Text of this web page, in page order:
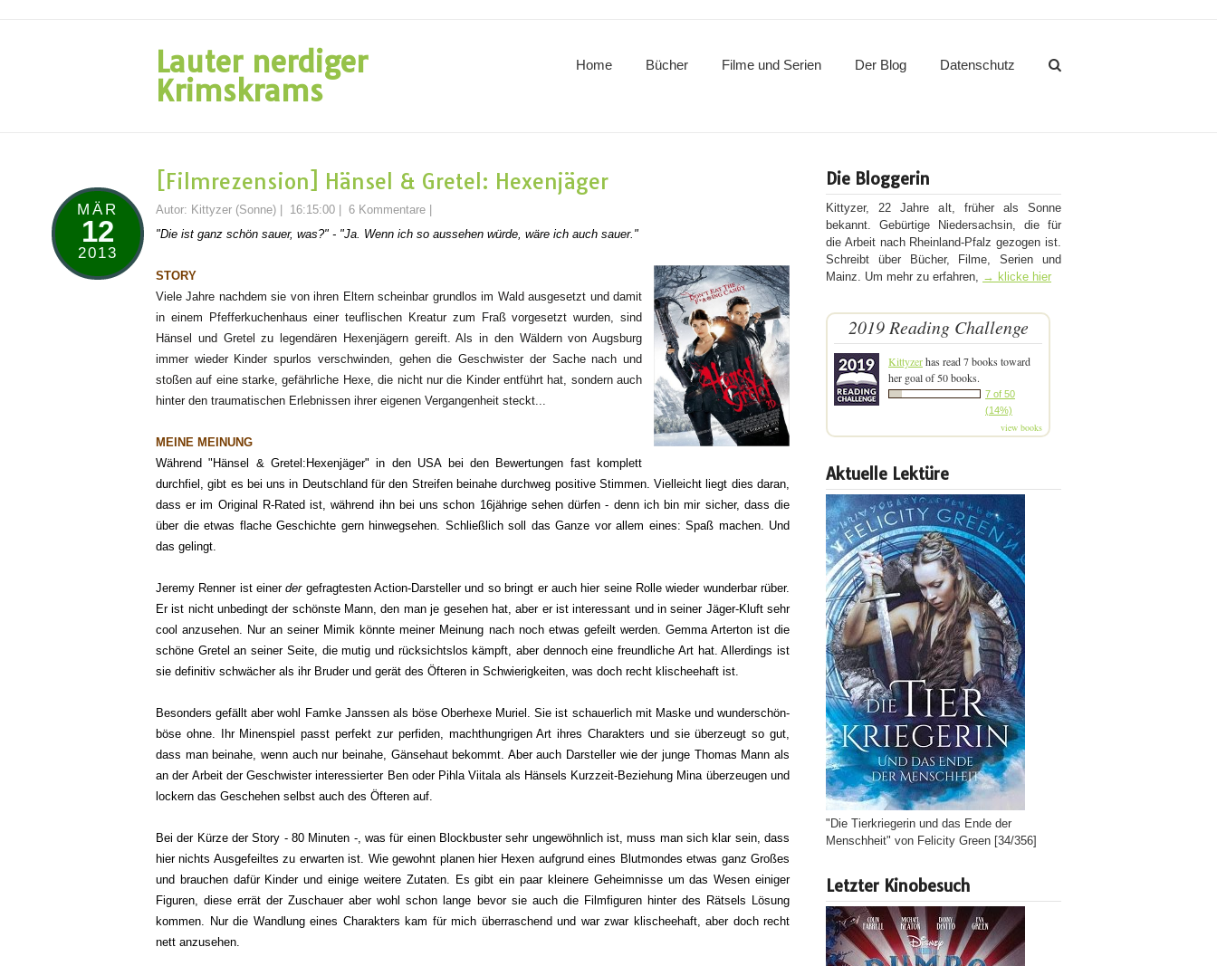
Lauter nerdiger
Krimskrams
Home Bücher Filme und Serien Der Blog Datenschutz
MÄR
12
2013
[Filmrezension] Hänsel & Gretel: Hexenjäger
Autor: Kittyzer (Sonne) 16:15:00 6 Kommentare
"Die ist ganz schön sauer, was?" - "Ja. Wenn ich so aussehen würde, wäre ich auch sauer."
STORY
Viele Jahre nachdem sie von ihren Eltern scheinbar grundlos im Wald ausgesetzt und damit
in einem Pfefferkuchenhaus einer teuflischen Kreatur zum Fraß vorgesetzt wurden, sind
Hänsel und Gretel zu legendären Hexenjägern gereift. Als in den Wäldern von Augsburg
immer wieder Kinder spurlos verschwinden, gehen die Geschwister der Sache nach und
stoßen auf eine starke, gefährliche Hexe, die nicht nur die Kinder entführt hat, sondern auch
hinter den traumatischen Erlebnissen ihrer eigenen Vergangenheit steckt...
MEINE MEINUNG
Während "Hänsel & Gretel:Hexenjäger" in den USA bei den Bewertungen fast komplett
durchfiel, gibt es bei uns in Deutschland für den Streifen beinahe durchweg positive Stimmen. Vielleicht liegt dies daran,
dass er im Original R-Rated ist, während ihn bei uns schon 16jährige sehen dürfen - denn ich bin mir sicher, dass die
über die etwas flache Geschichte gern hinwegsehen. Schließlich soll das Ganze vor allem eines: Spaß machen. Und
das gelingt.
Jeremy Renner ist einerdergefragtesten Action-Darsteller und so bringt er auch hier seine Rolle wieder wunderbar rüber.
Er ist nicht unbedingt der schönste Mann, den man je gesehen hat, aber er ist interessant und in seiner Jäger-Kluft sehr
cool anzusehen. Nur an seiner Mimik könnte meiner Meinung nach noch etwas gefeilt werden. Gemma Arterton ist die
schöne Gretel an seiner Seite, die mutig und rücksichtslos kämpft, aber dennoch eine freundliche Art hat. Allerdings ist
sie definitiv schwächer als ihr Bruder und gerät des Öfteren in Schwierigkeiten, was doch recht klischeehaft ist.
Besonders gefällt aber wohl Famke Janssen als böse Oberhexe Muriel. Sie ist schauerlich mit Maske und wunderschön-
böse ohne. Ihr Minenspiel passt perfekt zur perfiden, machthungrigen Art ihres Charakters und sie überzeugt so gut,
dass man beinahe, wenn auch nur beinahe, Gänsehaut bekommt. Aber auch Darsteller wie der junge Thomas Mann als
an der Arbeit der Geschwister interessierter Ben oder Pihla Viitala als Hänsels Kurzzeit-Beziehung Mina überzeugen und
lockern das Geschehen selbst auch des Öfteren auf.
Bei der Kürze der Story - 80 Minuten -, was für einen Blockbuster sehr ungewöhnlich ist, muss man sich klar sein, dass
hier nichts Ausgefeiltes zu erwarten ist. Wie gewohnt planen hier Hexen aufgrund eines Blutmondes etwas ganz Großes
und brauchen dafür Kinder und einige weitere Zutaten. Es gibt ein paar kleinere Geheimnisse um das Wesen einiger
Figuren, diese errät der Zuschauer aber wohl schon lange bevor sie auch die Filmfiguren hinter des Rätsels Lösung
kommen. Nur die Wandlung eines Charakters kam für mich überraschend und war zwar klischeehaft, aber doch recht
nett anzusehen.
Die Bloggerin
Kittyzer, 22 Jahre alt, früher als Sonne
bekannt. Gebürtige Niedersachsin, die für
die Arbeit nach Rheinland-Pfalz gezogen ist.
Schreibt über Bücher, Filme, Serien und
Mainz. Um mehr zu erfahren, → klicke hier
2019 Reading Challenge
Kittyzerhas read 7 books toward
her goal of 50 books.
7 of 50
(14%)
view books
Aktuelle Lektüre
"Die Tierkriegerin und das Ende der
Menschheit" von Felicity Green [34/356]
Letzter Kinobesuch